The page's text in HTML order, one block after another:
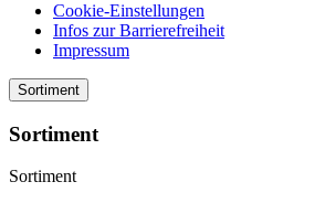
Cookie-Einstellungen
Infos zur Barrierefreiheit
Impressum
Sortiment
Sortiment
Sortiment